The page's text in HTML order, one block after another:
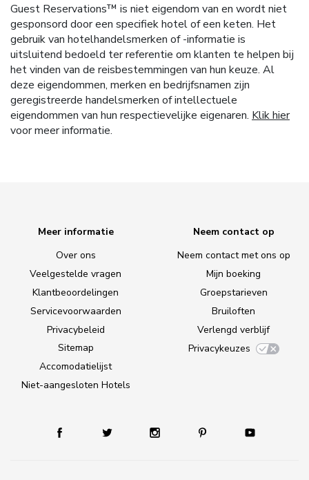
Guest Reservations™ is niet eigendom van en wordt niet
gesponsord door een specifiek hotel of een keten. Het
gebruik van hotelhandelsmerken of -informatie is
uitsluitend bedoeld ter referentie om klanten te helpen bij
het vinden van de reisbestemmingen van hun keuze. Al
deze eigendommen, merken en bedrijfsnamen zijn
geregistreerde handelsmerken of intellectuele
eigendommen van hun respectievelijke eigenaren. Klik hier
voor meer informatie.
Meer informatie
Over ons
Veelgestelde vragen
Klantbeoordelingen
Servicevoorwaarden
Privacybeleid
Sitemap
Accomodatielijst
Niet-aangesloten Hotels
Neem contact op
Neem contact met ons op
Mijn boeking
Groepstarieven
Bruiloften
Verlengd verblijf
Privacykeuzes